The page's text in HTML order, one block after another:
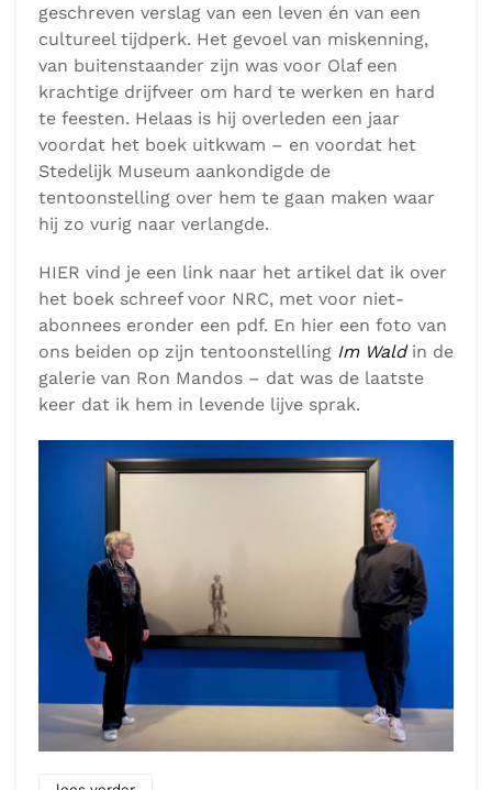
geschreven verslag van een leven én van een
cultureel tijdperk. Het gevoel van miskenning,
van buitenstaander zijn was voor Olaf een
krachtige drijfveer om hard te werken en hard
te feesten. Helaas is hij overleden een jaar
voordat het boek uitkwam – en voordat het
Stedelijk Museum aankondigde de
tentoonstelling over hem te gaan maken waar
hij zo vurig naar verlangde.
HIER vind je een link naar het artikel dat ik over
het boek schreef voor NRC, met voor niet-
abonnees eronder een pdf. En hier een foto van
ons beiden op zijn tentoonstelling Im Waldin de
galerie van Ron Mandos – dat was de laatste
keer dat ik hem in levende lijve sprak.